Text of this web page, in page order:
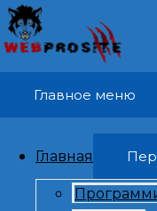
Перейти к
Главное меню
Главная